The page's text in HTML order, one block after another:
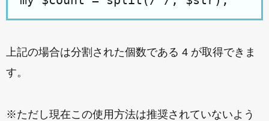
上記の場合は分割された個数である 4 が取得できま
す。
※ただし現在この使用方法は推奨されていないよう